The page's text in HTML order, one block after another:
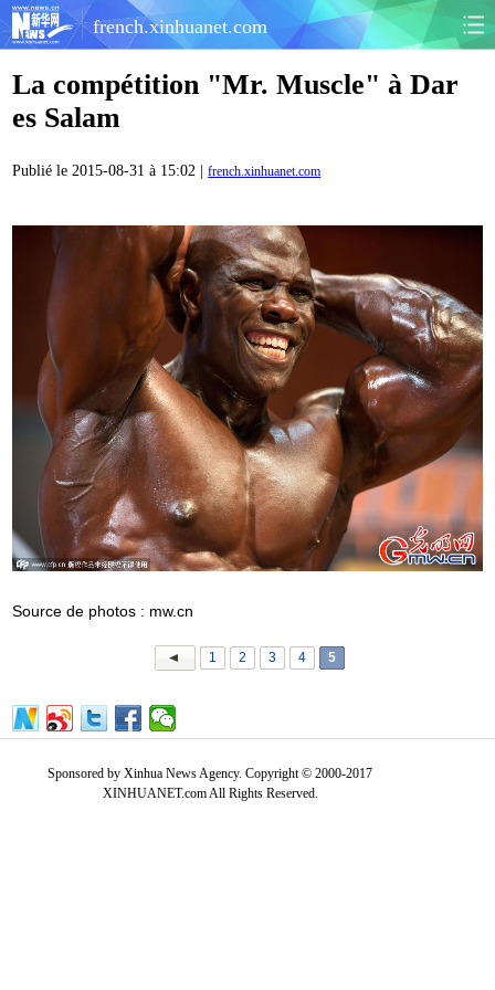
french.xinhuanet.com
La compétition "Mr. Muscle" à Dar
es Salam
Publié le 2015-08-31 à 15:02 |french.xinhuanet.com
Source de photos : mw.cn
1 2 3 4 5
Sponsored by Xinhua News Agency. Copyright © 2000-2017
XINHUANET.com All Rights Reserved.